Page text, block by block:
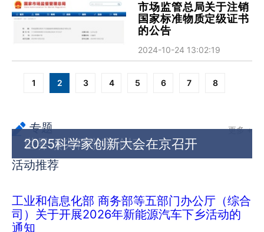
市场监管总局关于注销
国家标准物质定级证书
的公告
2024-10-24 13:02:19
1 2 3 4 5 6 7 8
专题 更多 +
世界顶尖科学家论坛
2025科学家创新大会在京召开
活动推荐
工业和信息化部 商务部等五部门办公厅（综合
司）关于开展2026年新能源汽车下乡活动的
通知